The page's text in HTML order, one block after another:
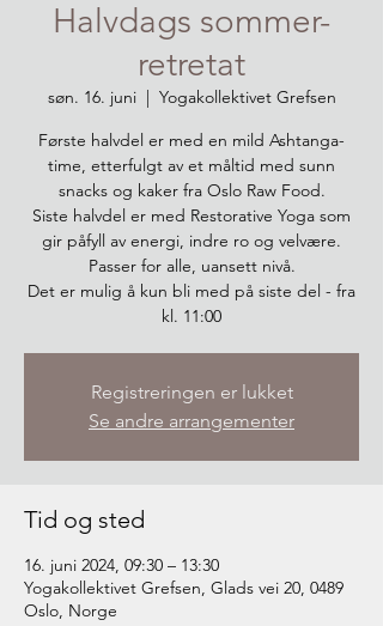
Halvdags sommer-
retretat
søn. 16. juni
  |
Yogakollektivet Grefsen
Første halvdel er med en mild Ashtanga-
time, etterfulgt av et måltid med sunn
snacks og kaker fra Oslo Raw Food.
Siste halvdel er med Restorative Yoga som
gir påfyll av energi, indre ro og velvære.
Passer for alle, uansett nivå.
Det er mulig å kun bli med på siste del - fra
kl. 11:00
Registreringen er lukket
Se andre arrangementer
Tid og sted
16. juni 2024, 09:30 – 13:30
Yogakollektivet Grefsen, Glads vei 20, 0489
Oslo, Norge